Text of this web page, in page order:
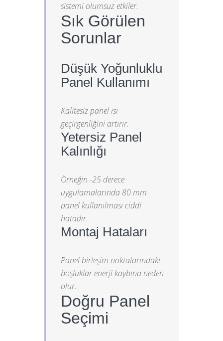
sistemi olumsuz etkiler.
Sık Görülen
Sorunlar
Düşük Yoğunluklu
Panel Kullanımı
Kalitesiz panel ısı
geçirgenliğini artırır.
Yetersiz Panel
Kalınlığı
Örneğin -25 derece
uygulamalarında 80 mm
panel kullanılması ciddi
hatadır.
Montaj Hataları
Panel birleşim noktalarındaki
boşluklar enerji kaybına neden
olur.
Doğru Panel
Seçimi